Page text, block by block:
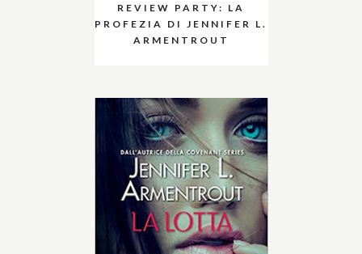
REVIEW PARTY: LA
PROFEZIA DI JENNIFER L.
ARMENTROUT